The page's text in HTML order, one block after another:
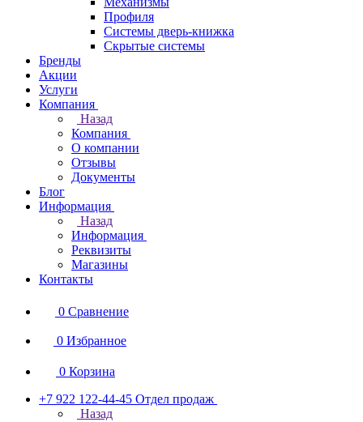
Профиля
Системы дверь-книжка
Скрытые системы
Бренды
Акции
Услуги
Компания
Назад
Компания
О компании
Отзывы
Документы
Блог
Информация
Назад
Информация
Реквизиты
Магазины
Контакты
0 Сравнение
0 Избранное
0 Корзина
+7 922 122-44-45 Отдел продаж
Назад